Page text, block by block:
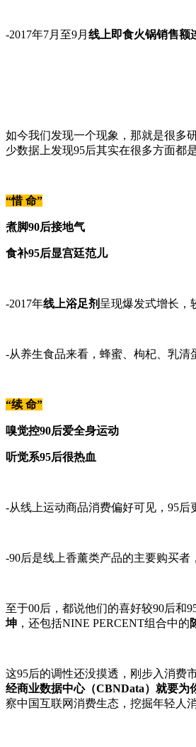
-2017年7月至9月 线上即食火锅销售额
如今我们发现一个现象，那就是很多
少数据上发现95后其实在很多方面都
“惜 命”
煮脚90后接地气
食补95后显宫廷范儿
-2017年线上浴足剂 呈现爆发式增长，
-从养生食品来看，蜂蜜、枸杞、乳清
“续 命”
嗅觉控90后爱全身运动
听觉系95后很热血
-从线上运动商品消费偏好可见，95后
-90后是线上香薰类产品的主要购买者
至于00后，都说他们的喜好较90后和
坤 ，还包括NINE PERCENT组合中的
这95后的调性还没摸透，刚步入消费
经商业数据中心（CBNData）就要为
察中国互联网消费生态，挖掘年轻人消